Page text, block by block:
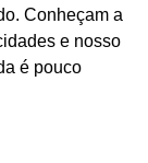
Conheçam a
e nosso
é pouco